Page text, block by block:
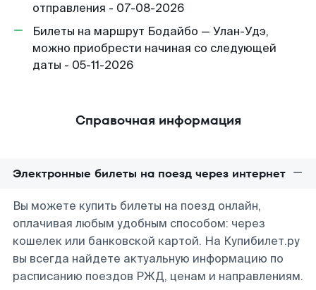
отправления - 07-08-2026
Билеты на маршрут Бодайбо — Улан-Удэ,
можно приобрести начиная со следующей
даты - 05-11-2026
Справочная информация
Электронные билеты на поезд через интернет
Вы можете купить билеты на поезд онлайн,
оплачивая любым удобным способом: через
кошелек или банковской картой. На Купибилет.ру
вы всегда найдете актуальную информацию по
расписанию поездов РЖД, ценам и направлениям.